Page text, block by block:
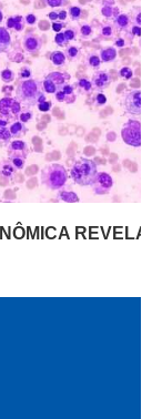
REVELA